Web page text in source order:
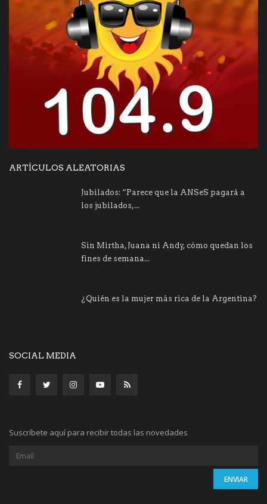
ARTÍCULOS ALEATORIAS
Jubilados: “Parece que la ANSeS pagará a
los jubilados,...
Sin Mirtha, Juana ni Andy, cómo quedan los
fines de semana...
¿Quién es la mujer más rica de la Argentina?
SOCIAL MEDIA
Suscríbete aquí para recibir todas las novedades